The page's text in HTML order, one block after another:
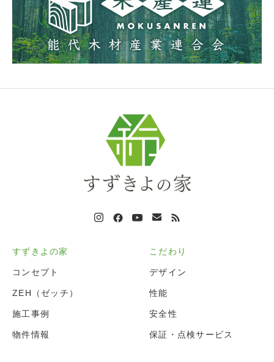
すずきよの家
コンセプト
ZEH（ゼッチ）
施工事例
物件情報
こだわり
デザイン
性能
安全性
保証・点検サービス